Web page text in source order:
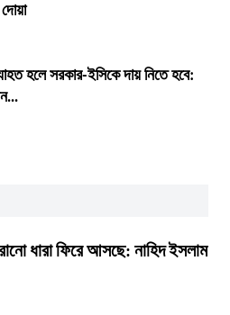
হলে সরকার-ইসিকে দায় নিতে হবে:
ধারা ফিরে আসছে: নাহিদ ইসলাম